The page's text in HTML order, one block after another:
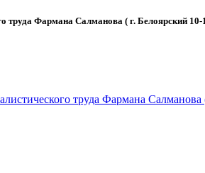
Фармана Салманова ( г. Белоярский 10-
труда Фармана Салманова